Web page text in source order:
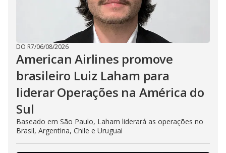
DO R7/06/08/2026
American Airlines promove
brasileiro Luiz Laham para
liderar Operações na América do
Sul
Baseado em São Paulo, Laham liderará as operações no
Brasil, Argentina, Chile e Uruguai